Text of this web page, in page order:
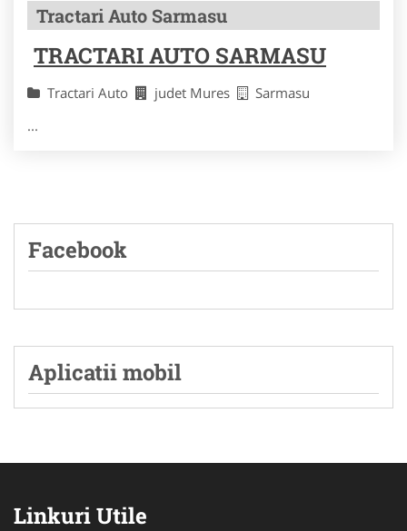
Tractari Auto Sarmasu
TRACTARI AUTO SARMASU
Tractari Auto judet Mures
Sarmasu
...
Facebook
Aplicatii mobil
Linkuri Utile